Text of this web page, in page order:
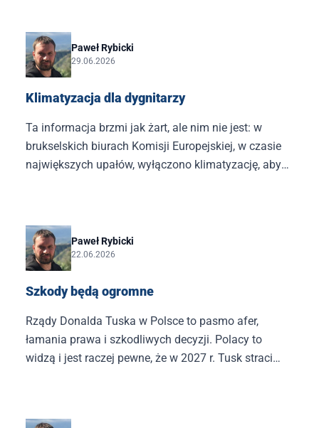
władzy Donalda Tuska.
Paweł Rybicki
29.06.2026
Klimatyzacja dla dygnitarzy
Ta informacja brzmi jak żart, ale nim nie jest: w
brukselskich biurach Komisji Europejskiej, w czasie
największych upałów, wyłączono klimatyzację, aby
Paweł Rybicki
22.06.2026
Szkody będą ogromne
Rządy Donalda Tuska w Polsce to pasmo afer,
łamania prawa i szkodliwych decyzji. Polacy to
widzą i jest raczej pewne, że w 2027 r. Tusk straci